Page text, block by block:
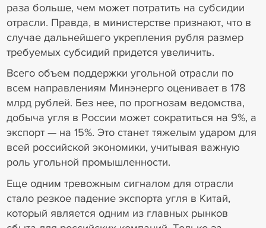
раза больше, чем может потратить на субсидии
отрасли. Правда, в министерстве признают, что в
случае дальнейшего укрепления рубля размер
требуемых субсидий придется увеличить.
Всего объем поддержки угольной отрасли по
всем направлениям Минэнерго оценивает в 178
млрд рублей. Без нее, по прогнозам ведомства,
добыча угля в России может сократиться на 9%, а
экспорт — на 15%. Это станет тяжелым ударом для
всей российской экономики, учитывая важную
роль угольной промышленности.
Еще одним тревожным сигналом для отрасли
стало резкое падение экспорта угля в Китай,
который является одним из главных рынков